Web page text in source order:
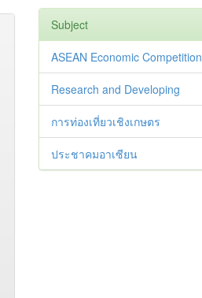
Subject
ASEAN Economic Competition
Research and Developing
การท่องเที่ยวเชิงเกษตร
ประชาคมอาเซียน